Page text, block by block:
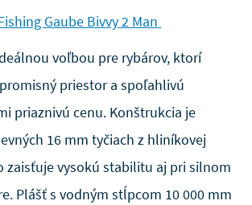
Gaube Bivvy 2 Man
voľbou pre rybárov, ktorí
priestor a spoľahlivú
priaznivú cenu. Konštrukcia je
16 mm tyčiach z hliníkovej
zaisťuje vysokú stabilitu aj pri silnom
Plášť s vodným stĺpcom 10 000 mm